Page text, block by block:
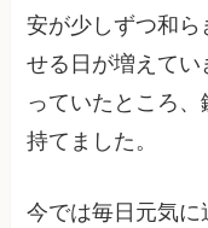
安が少しずつ和
せる日が増えてい
っていたところ
持てました。
今では毎日元気に